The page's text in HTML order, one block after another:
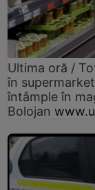
Ultima oră /
în
întâmple în
Bolojan